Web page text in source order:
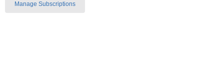
Manage Subscriptions